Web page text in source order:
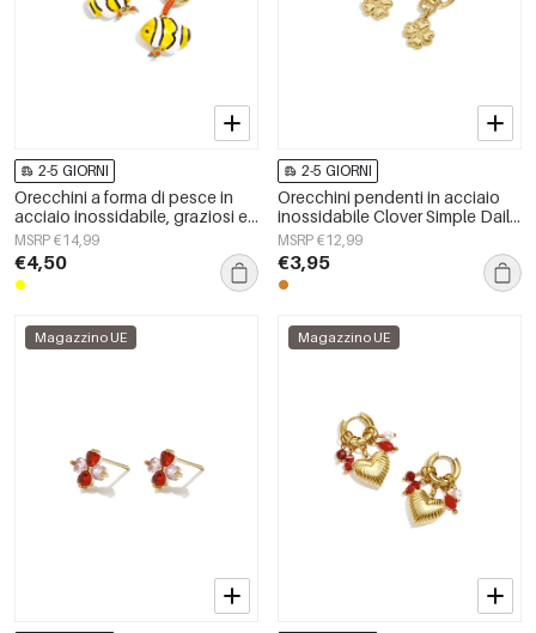
2-5 GIORNI
Orecchini a forma di pesce in
acciaio inossidabile, graziosi e
semplici, della serie Daily
Simple, gioielli da donna.
MSRP €14,99
€4,50
2-5 GIORNI
Orecchini pendenti in acciaio
inossidabile Clover Simple Daily
Simple Series Gioielli da donna
MSRP €12,99
€3,95
Magazzino UE Magazzino UE